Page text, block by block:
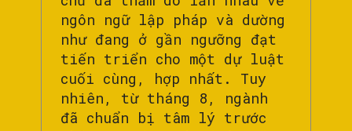
ngôn ngữ lập pháp và dường
như đang ở gần ngưỡng đạt
tiến triển cho một dự luật
cuối cùng, hợp nhất. Tuy
nhiên, từ tháng 8, ngành
đã chuẩn bị tâm lý trước